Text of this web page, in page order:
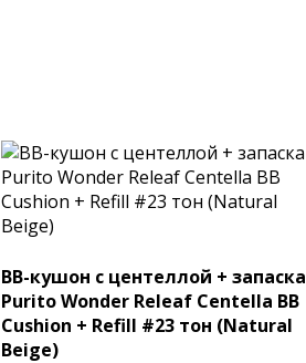
BB-кушон с центеллой + запаска
Purito Wonder Releaf Centella BB
Cushion + Refill #23 тон (Natural
Beige)